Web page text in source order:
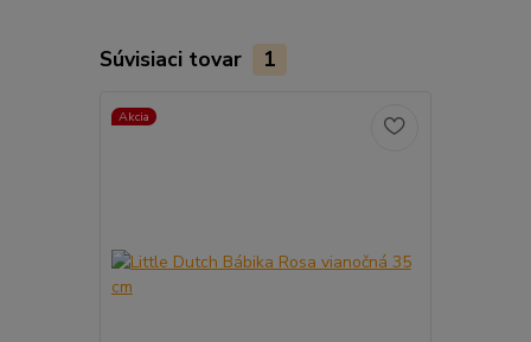
Súvisiaci tovar 1
Akcia